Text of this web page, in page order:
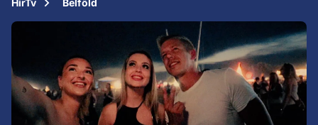
HírTv Belföld